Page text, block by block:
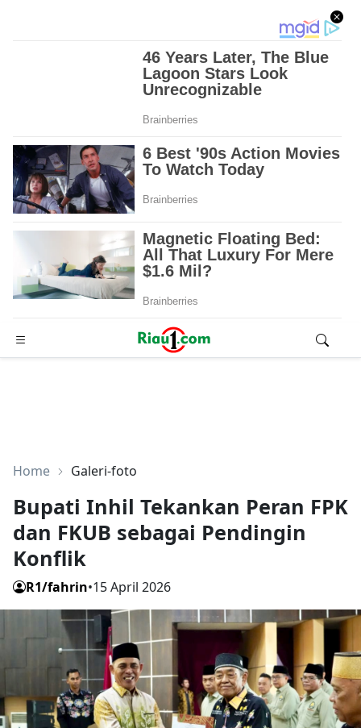
Advertisement
Home Galeri-foto
Bupati Inhil Tekankan Peran FPK
dan FKUB sebagai Pendingin
Konflik
R1/fahrin•15 April 2026